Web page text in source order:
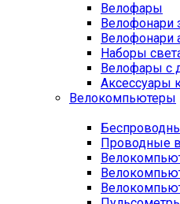
Велофары
Велофонари
Велофонари
Наборы
Велофары с
Аксессуары
Велокомпьютеры
Проводные